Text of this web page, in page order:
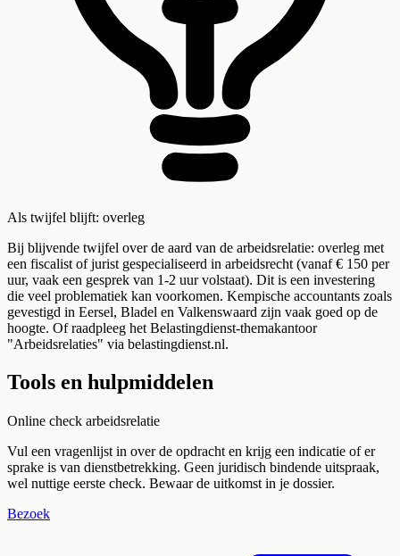
Als twijfel blijft: overleg
Bij blijvende twijfel over de aard van de arbeidsrelatie: overleg met
een fiscalist of jurist gespecialiseerd in arbeidsrecht (vanaf € 150 per
uur, vaak een gesprek van 1-2 uur volstaat). Dit is een investering
die veel problematiek kan voorkomen. Kempische accountants zoals
gevestigd in Eersel, Bladel en Valkenswaard zijn vaak goed op de
hoogte. Of raadpleeg het Belastingdienst-themakantoor
"Arbeidsrelaties" via belastingdienst.nl.
Tools en hulpmiddelen
Online check arbeidsrelatie
Vul een vragenlijst in over de opdracht en krijg een indicatie of er
sprake is van dienstbetrekking. Geen juridisch bindende uitspraak,
wel nuttige eerste check. Bewaar de uitkomst in je dossier.
Bezoek